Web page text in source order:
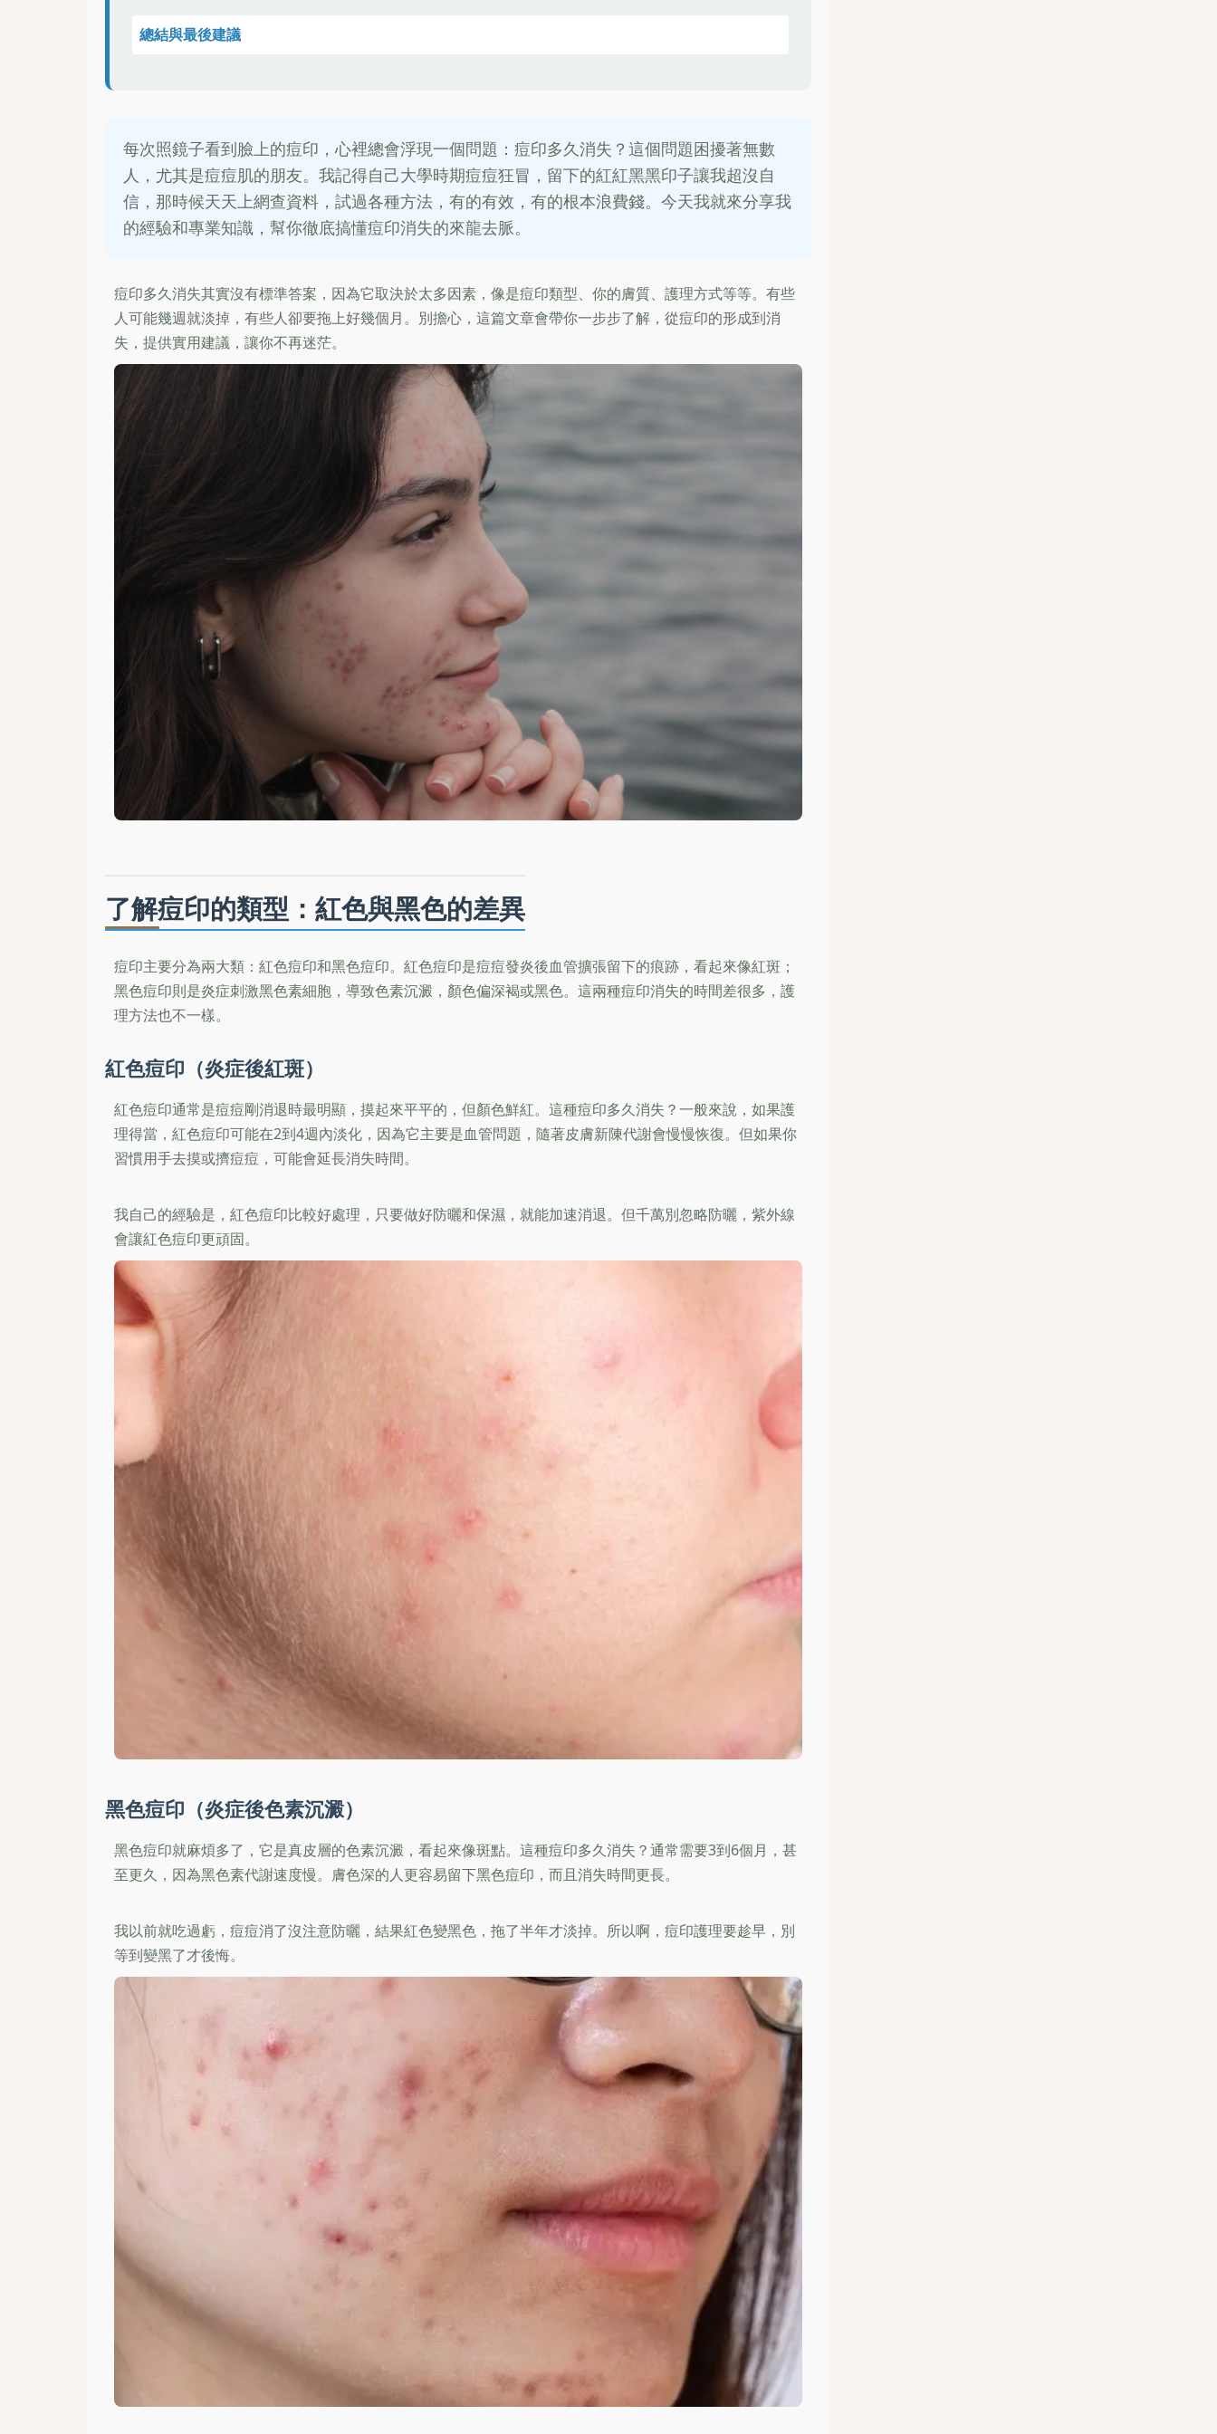
總結與最後建議
每次照鏡子看到臉上的痘印，心裡總會浮現一個問題：痘印多久消失？這個問題困擾著無數
人，尤其是痘痘肌的朋友。我記得自己大學時期痘痘狂冒，留下的紅紅黑黑印子讓我超沒自
信，那時候天天上網查資料，試過各種方法，有的有效，有的根本浪費錢。今天我就來分享我
的經驗和專業知識，幫你徹底搞懂痘印消失的來龍去脈。
痘印多久消失其實沒有標準答案，因為它取決於太多因素，像是痘印類型、你的膚質、護理方式等等。有些
人可能幾週就淡掉，有些人卻要拖上好幾個月。別擔心，這篇文章會帶你一步步了解，從痘印的形成到消
失，提供實用建議，讓你不再迷茫。
了解痘印的類型：紅色與黑色的差異
痘印主要分為兩大類：紅色痘印和黑色痘印。紅色痘印是痘痘發炎後血管擴張留下的痕跡，看起來像紅斑；
黑色痘印則是炎症刺激黑色素細胞，導致色素沉澱，顏色偏深褐或黑色。這兩種痘印消失的時間差很多，護
理方法也不一樣。
紅色痘印（炎症後紅斑）
紅色痘印通常是痘痘剛消退時最明顯，摸起來平平的，但顏色鮮紅。這種痘印多久消失？一般來說，如果護
理得當，紅色痘印可能在2到4週內淡化，因為它主要是血管問題，隨著皮膚新陳代謝會慢慢恢復。但如果你
習慣用手去摸或擠痘痘，可能會延長消失時間。
我自己的經驗是，紅色痘印比較好處理，只要做好防曬和保濕，就能加速消退。但千萬別忽略防曬，紫外線
會讓紅色痘印更頑固。
黑色痘印（炎症後色素沉澱）
黑色痘印就麻煩多了，它是真皮層的色素沉澱，看起來像斑點。這種痘印多久消失？通常需要3到6個月，甚
至更久，因為黑色素代謝速度慢。膚色深的人更容易留下黑色痘印，而且消失時間更長。
我以前就吃過虧，痘痘消了沒注意防曬，結果紅色變黑色，拖了半年才淡掉。所以啊，痘印護理要趁早，別
等到變黑了才後悔。